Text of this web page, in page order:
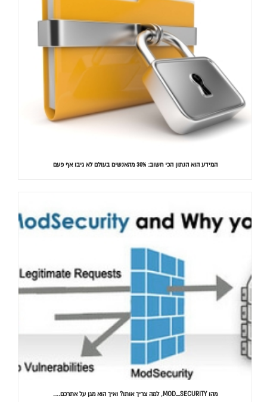
המידע הוא הנתון הכי חשוב: 30% מהאנשים בעולם לא גיבו אף פעם
מהו MOD_SECURITY, למה צריך אותו? ואיך הוא מגן על אתרכם….